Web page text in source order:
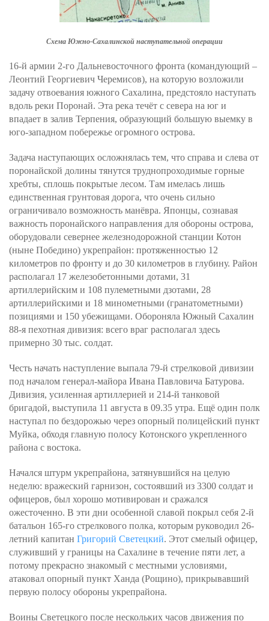
Схема Южно-Сахалинской наступательной операции
16-й армии 2-го Дальневосточного фронта (командующий –
Леонтий Георгиевич Черемисов), на которую возложили
задачу отвоевания южного Сахалина, предстояло наступать
вдоль реки Поронай. Эта река течёт с севера на юг и
впадает в залив Терпения, образующий большую выемку в
юго-западном побережье огромного острова.
Задача наступающих осложнялась тем, что справа и слева от
поронайской долины тянутся труднопроходимые горные
хребты, сплошь покрытые лесом. Там имелась лишь
единственная грунтовая дорога, что очень сильно
ограничивало возможность манёвра. Японцы, сознавая
важность поронайского направления для обороны острова,
оборудовали севернее железнодорожной станции Котон
(ныне Победино) укрепрайон: протяженностью 12
километров по фронту и до 30 километров в глубину. Район
располагал 17 железобетонными дотами, 31
артиллерийским и 108 пулеметными дзотами, 28
артиллерийскими и 18 минометными (гранатометными)
позициями и 150 убежищами. Обороняла Южный Сахалин
88-я пехотная дивизия: всего враг располагал здесь
примерно 30 тыс. солдат.
Честь начать наступление выпала 79-й стрелковой дивизии
под началом генерал-майора Ивана Павловича Батурова.
Дивизия, усиленная артиллерией и 214-й танковой
бригадой, выступила 11 августа в 09.35 утра. Ещё один полк
наступал по бездорожью через опорный полицейский пункт
Муйка, обходя главную полосу Котонского укрепленного
района с востока.
Начался штурм укрепрайона, затянувшийся на целую
неделю: вражеский гарнизон, состоявший из 3300 солдат и
офицеров, был хорошо мотивирован и сражался
ожесточенно. В эти дни особенной славой покрыл себя 2-й
батальон 165-го стрелкового полка, которым руководил 26-
летний капитан Григорий Светецкий. Этот смелый офицер,
служивший у границы на Сахалине в течение пяти лет, а
потому прекрасно знакомый с местными условиями,
атаковал опорный пункт Ханда (Рощино), прикрывавший
первую полосу обороны укрепрайона.
Воины Светецкого после нескольких часов движения по